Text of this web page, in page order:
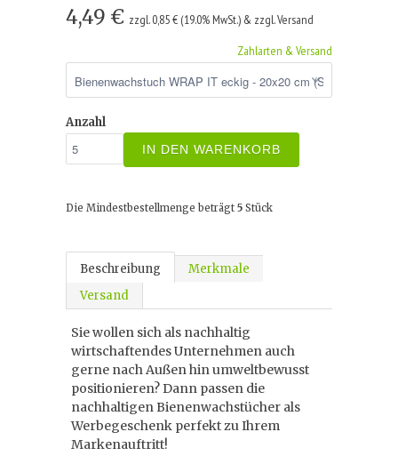
4,49 € zzgl. 0,85 € (19.0% MwSt.) & zzgl. Versand
Zahlarten & Versand
Anzahl
IN DEN WARENKORB
Die Mindestbestellmenge beträgt 5 Stück
Beschreibung
Merkmale
Versand
Sie wollen sich als nachhaltig
wirtschaftendes Unternehmen auch
gerne nach Außen hin umweltbewusst
positionieren? Dann passen die
nachhaltigen Bienenwachstücher als
Werbegeschenk perfekt zu Ihrem
Markenauftritt!